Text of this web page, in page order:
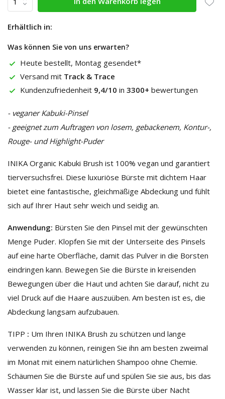
Erhältlich in:
Was können Sie von uns erwarten?
Heute bestellt, Montag gesendet*
Versand mit Track & Trace
Kundenzufriedenheit 9,4/10 in 3300+ bewertungen
- veganer Kabuki-Pinsel
- geeignet zum Auftragen von losem, gebackenem, Kontur-,
Rouge- und Highlight-Puder
INIKA Organic Kabuki Brush ist 100% vegan und garantiert
tierversuchsfrei. Diese luxuriöse Bürste mit dichtem Haar
bietet eine fantastische, gleichmäßige Abdeckung und fühlt
sich auf Ihrer Haut sehr weich und seidig an.
Anwendung: Bürsten Sie den Pinsel mit der gewünschten
Menge Puder. Klopfen Sie mit der Unterseite des Pinsels
auf eine harte Oberfläche, damit das Pulver in die Borsten
eindringen kann. Bewegen Sie die Bürste in kreisenden
Bewegungen über die Haut und achten Sie darauf, nicht zu
viel Druck auf die Haare auszuüben. Am besten ist es, die
Abdeckung langsam aufzubauen.
TIPP : Um Ihren INIKA Brush zu schützen und lange
verwenden zu können, reinigen Sie ihn am besten zweimal
im Monat mit einem natürlichen Shampoo ohne Chemie.
Schäumen Sie die Bürste auf und spülen Sie sie aus, bis das
Wasser klar ist, und lassen Sie die Bürste über Nacht